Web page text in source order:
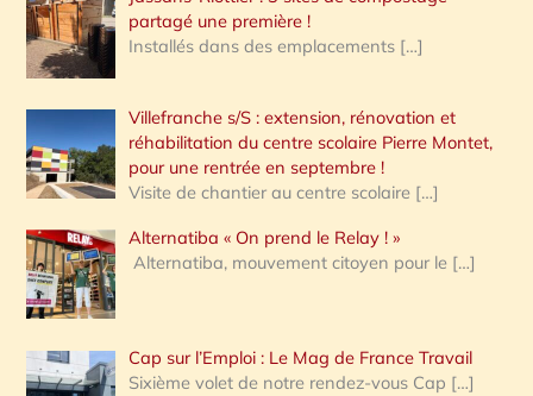
partagé une première !
Installés dans des emplacements […]
Villefranche s/S : extension, rénovation et
réhabilitation du centre scolaire Pierre Montet,
pour une rentrée en septembre !
Visite de chantier au centre scolaire […]
Alternatiba « On prend le Relay ! »
Alternatiba, mouvement citoyen pour le […]
Cap sur l’Emploi : Le Mag de France Travail
Sixième volet de notre rendez-vous Cap […]